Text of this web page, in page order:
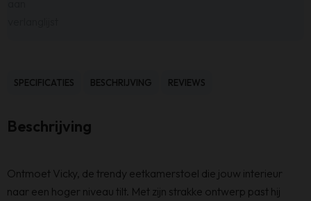
SPECIFICATIES BESCHRIJVING REVIEWS
Beschrijving
Ontmoet Vicky, de trendy eetkamerstoel die jouw interieur
naar een hoger niveau tilt. Met zijn strakke ontwerp past hij